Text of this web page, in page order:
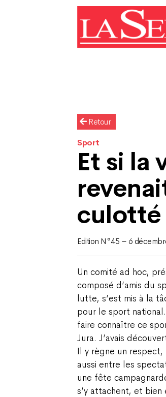
Retour
Sport
Et si la
culotté
Edition N°45 – 6
Un comité ad hoc,
composé d’amis du
lutte, s’est mis à la
pour le sport
faire connaître ce
Jura. J’avais
Il y règne un respect,
aussi entre les
une fête
s’y attachent, et